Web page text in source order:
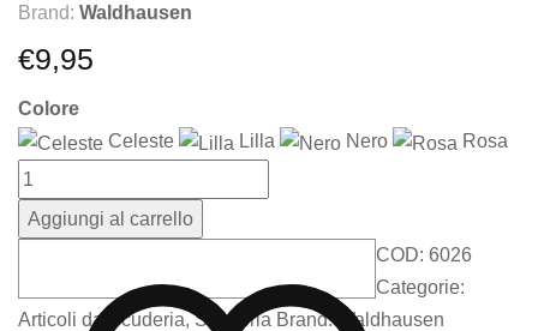
Brand: Waldhausen
€9,95
Colore
Celeste
Lilla Nero Rosa
Aggiungi al carrello
COD: 6026
Categorie:
Articoli da Scuderia,Scuderia Brand:
Waldhausen